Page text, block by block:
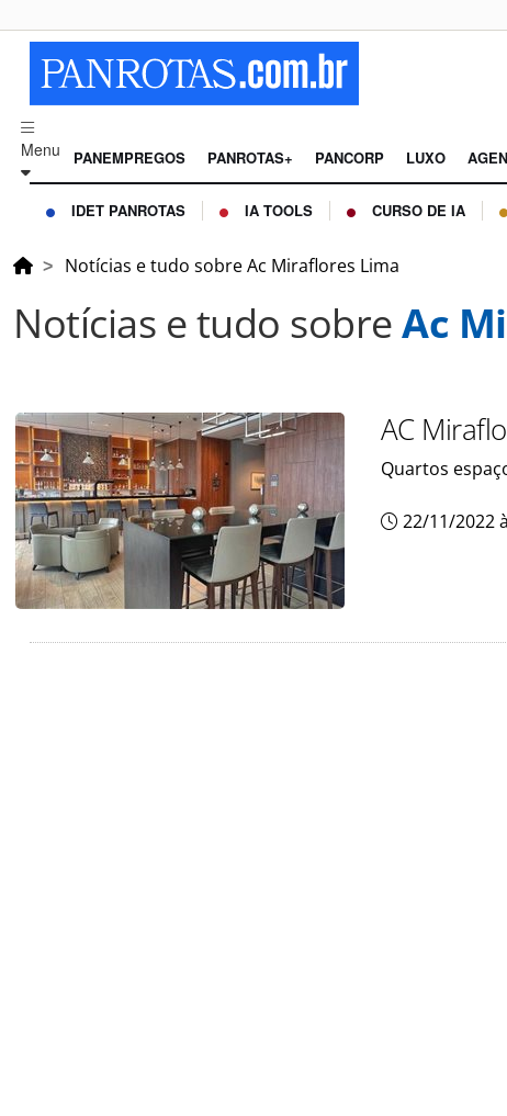
Menu PANEMPREGOS PANROTAS+ PANCORP LUXO
IDET PANROTAS IA TOOLS CURSO DE IA
Notícias e tudo sobre Ac Miraflores Lima
Notícias e tudo sobreAc
AC
Quartos
22/11/2022